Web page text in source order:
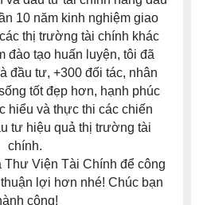
10 năm kinh nghiệm giao
thị trường tài chính khác
đào tạo huấn luyện, tôi đã
đầu tư, +300 đối tác, nhân
tốt đẹp hơn, hạnh phúc
hiểu và thực thi các chiến
tư hiệu quả thị trường tài
chính.
Thư Viện Tài Chính để công
lợi hơn nhé! Chúc bạn
công!